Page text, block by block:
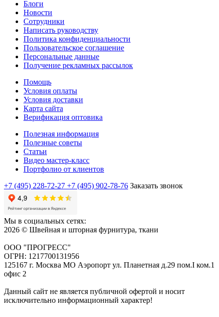
Блоги
Новости
Сотрудники
Написать руководству
Политика конфиденциальности
Пользовательское соглашение
Персональные данные
Получение рекламных рассылок
Помощь
Условия оплаты
Условия доставки
Карта сайта
Верификация оптовика
Полезная информация
Полезные советы
Статьи
Видео мастер-класс
Портфолио от клиентов
+7 (495) 228-72-27 +7 (495) 902-78-76 Заказать звонок
Мы в социальных сетях:
2026 © Швейная и шторная фурнитура, ткани
ООО "ПРОГРЕСС"
ОГРН: 1217700131956
125167 г. Москва МО Аэропорт ул. Планетная д.29 пом.I ком.1
офис 2
Данный сайт не является публичной офертой и носит
исключительно информационный характер!